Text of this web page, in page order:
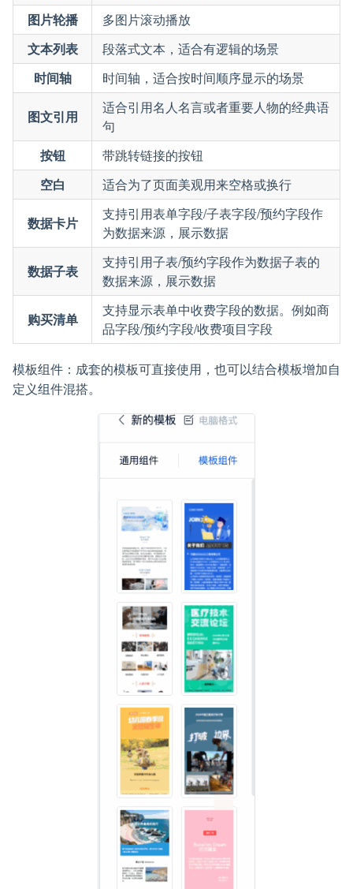
图片轮播
多图片滚动播放
文本列表
段落式文本，适合有逻辑的场景
时间轴
时间轴，适合按时间顺序显示的场景
图文引用
适合引用名人名言或者重要人物的经典语
句
按钮
带跳转链接的按钮
空白
适合为了页面美观用来空格或换行
数据卡片
支持引用表单字段/子表字段/预约字段作
为数据来源，展示数据
数据子表
支持引用子表/预约字段作为数据子表的
数据来源，展示数据
购买清单
支持显示表单中收费字段的数据。例如商
品字段/预约字段/收费项目字段
模板组件：成套的模板可直接使用，也可以结合模板增加自
定义组件混搭。